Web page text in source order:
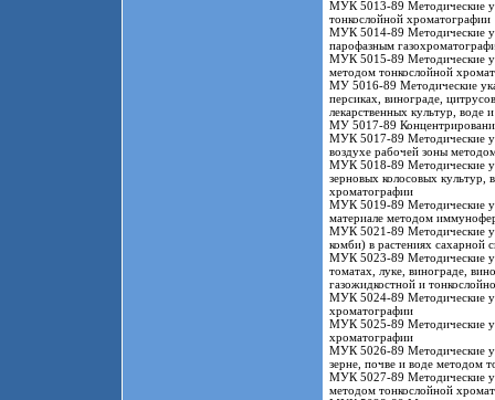
МУК 5013-89 Методические
тонкослойной хроматографии
МУК 5014-89 Методические
парофазным
МУК 5015-89 Методические
методом тонкослойной
МУ 5016-89 Методические
персиках, винограде,
лекарственных культур, воде
МУ 5017-89
МУК 5017-89 Методические
воздухе рабочей зоны
МУК 5018-89 Методические
зерновых колосовых культур,
хроматографии
МУК 5019-89 Методические
материале методом
МУК 5021-89 Методические
комби) в растениях сахарной
МУК 5023-89 Методические
томатах, луке, винограде,
газожидкостной и
МУК 5024-89 Методические
хроматографии
МУК 5025-89 Методические
хроматографии
МУК 5026-89 Методические
зерне, почве и воде методом
МУК 5027-89 Методические
методом тонкослойной